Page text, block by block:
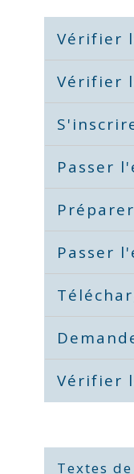
Vérifier
Vérifier
Passer
Passer
Vérifier
Textes